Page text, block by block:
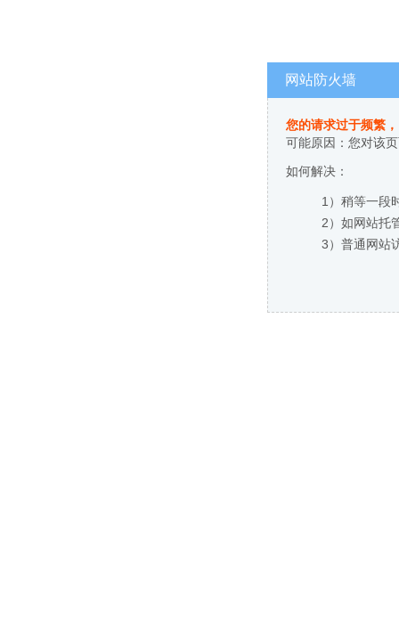
网站防火墙
您的请求过于频繁
可能原因：您对该
如何解决：
1）稍等一段
2）如网站托
3）普通网站